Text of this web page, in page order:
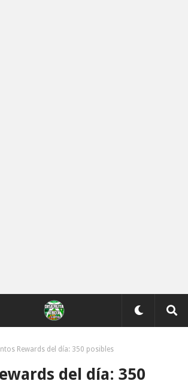
Rewards del día: 350 posibles
del día: 350